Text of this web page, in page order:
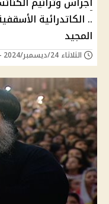
.. الكاتدرائية
المجيد
الثلاثاء 24/ديسمبر/2024 - 09:15 م